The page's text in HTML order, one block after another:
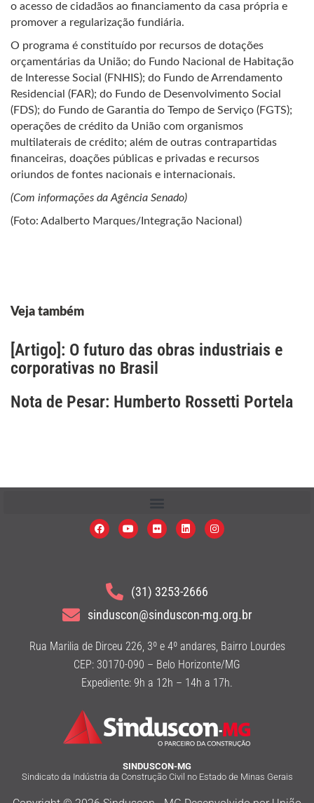
o acesso de cidadãos ao financiamento da casa própria e
promover a regularização fundiária.
O programa é constituído por recursos de dotações
orçamentárias da União; do Fundo Nacional de Habitação
de Interesse Social (FNHIS); do Fundo de Arrendamento
Residencial (FAR); do Fundo de Desenvolvimento Social
(FDS); do Fundo de Garantia do Tempo de Serviço (FGTS);
operações de crédito da União com organismos
multilaterais de crédito; além de outras contrapartidas
financeiras, doações públicas e privadas e recursos
oriundos de fontes nacionais e internacionais.
(Com informações da Agência Senado)
(Foto: Adalberto Marques/Integração Nacional)
Veja também
[Artigo]: O futuro das obras industriais e
corporativas no Brasil
Nota de Pesar: Humberto Rossetti Portela
(31) 3253-2666
sinduscon@sinduscon-mg.org.br
Rua Marilia de Dirceu 226, 3º e 4º andares, Bairro Lourdes
CEP: 30170-090 – Belo Horizonte/MG
Expediente: 9h a 12h – 14h a 17h.
SINDUSCON-MG
Sindicato da Indústria da Construção Civil no Estado de Minas Gerais